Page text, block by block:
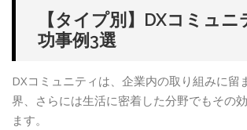
【タイプ別】DXコミュ
功事例3選
DXコミュニティは、企業内の取り組みに留
界、さらには生活に密着した分野でもその
ます。